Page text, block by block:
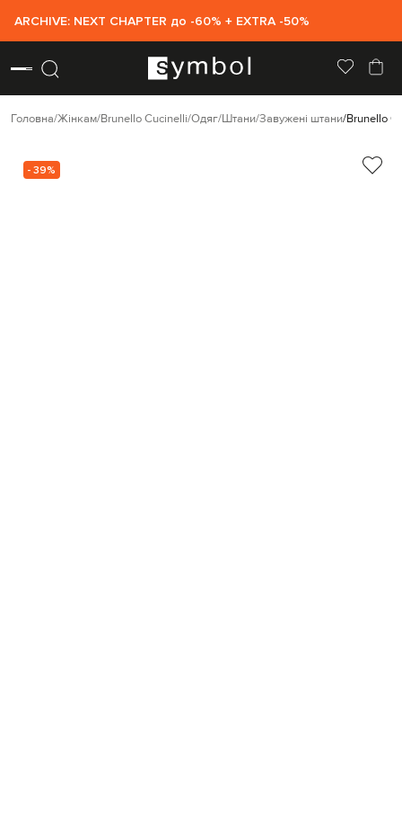
ARCHIVE: NEXT CHAPTER до -60% + EXTRA -50%
Головна Жінкам Brunello Cucinelli Одяг Штани Завужені штани Brunello
- 39%